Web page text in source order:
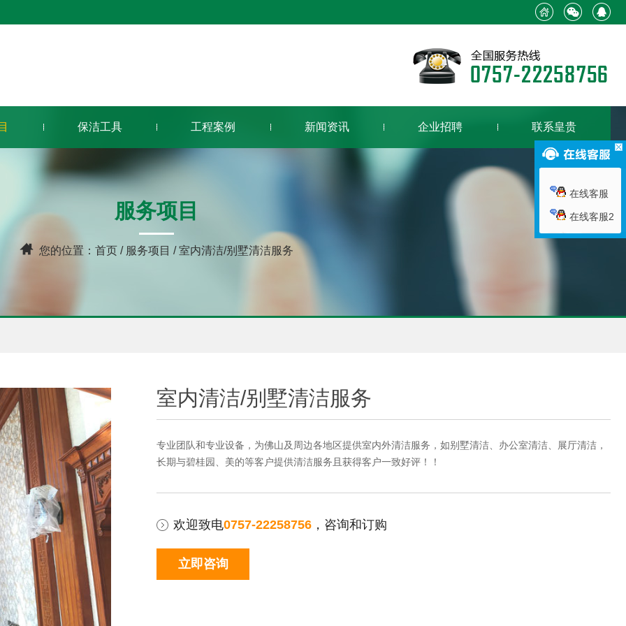
保洁工具 工程案例 新闻资讯 企业招聘 联系皇贵
服务项目
您的位置： 首页 / 服务项目 / 室内清洁/别墅清洁服务
室内清洁/别墅清洁服务
专业团队和专业设备，为佛山及周边各地区提供室内外清洁服务，如别墅清洁、办公室清洁、展厅清洁，
长期与碧桂园、美的等客户提供清洁服务且获得客户一致好评！！
欢迎致电0757-22258756 ，咨询和订购
立即咨询
在线客服
在线客服2